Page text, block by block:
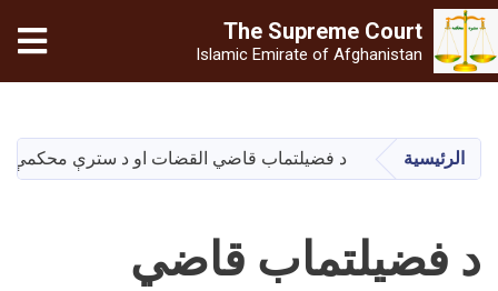
المحتوى
الرئيسي
The Supreme Court
Islamic Emirate of Afghanistan
الرئيسية د فضیلتماب قاضي القضات او د سترې محکمې د
د فضیلتماب قاضي